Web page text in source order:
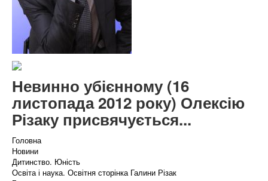
Невинно убієнному (16
листопада 2012 року) Олексію
Різаку присвячується...
Головна
Новини
Дитинство. Юність
Освіта і наука. Освітня сторінка Галини Різак